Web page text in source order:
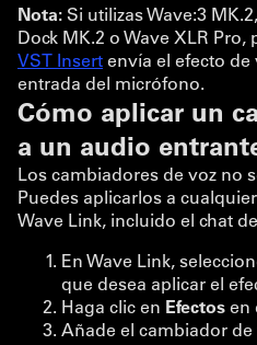
Nota: Si utilizas Wave:3
Dock MK.2 o Wave XLR
VST Insertenvía el efecto de
entrada del micrófono.
Cómo aplicar un
a un audio
Los cambiadores de voz no
Puedes aplicarlos a
Wave Link, incluido el chat
En Wave Link,
que desea aplicar el
Haga clic en Efectosen
Añade el cambiador